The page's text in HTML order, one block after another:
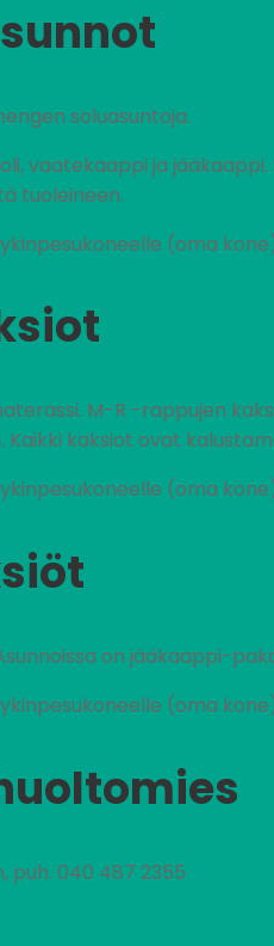
soluasuntoja.
vaatekaappi ja
tuoleineen.
(oma
M-R -rappujen
kaksiot ovat
(oma
on jääkaappi-
(oma
puh. 040 487 2355